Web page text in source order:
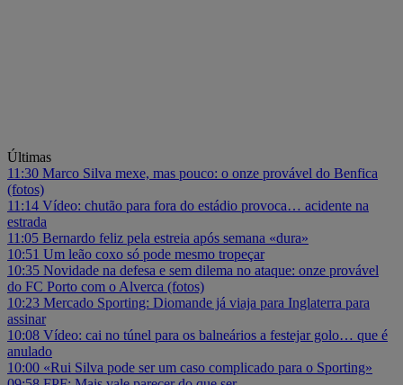
Últimas
11:30 Marco Silva mexe, mas pouco: o onze provável do Benfica
(fotos)
11:14 Vídeo: chutão para fora do estádio provoca… acidente na
estrada
11:05 Bernardo feliz pela estreia após semana «dura»
10:51 Um leão coxo só pode mesmo tropeçar
10:35 Novidade na defesa e sem dilema no ataque: onze provável
do FC Porto com o Alverca (fotos)
10:23 Mercado Sporting: Diomande já viaja para Inglaterra para
assinar
10:08 Vídeo: cai no túnel para os balneários a festejar golo… que é
anulado
10:00 «Rui Silva pode ser um caso complicado para o Sporting»